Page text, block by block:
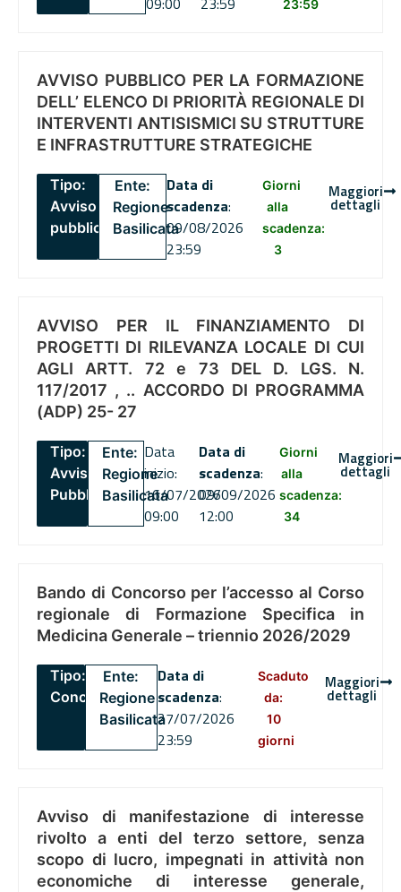
23:59
AVVISO PUBBLICO PER LA FORMAZIONE
DELL’ ELENCO DI PRIORITÀ REGIONALE DI
INTERVENTI ANTISISMICI SU STRUTTURE
E INFRASTRUTTURE STRATEGICHE
Tipo:
Avviso
pubblico
Ente:
Regione
Basilicata
Data di
scadenza:
09/08/2026
23:59
Giorni
alla
scadenza:
3
Maggiori
dettagli
AVVISO PER IL FINANZIAMENTO DI
PROGETTI DI RILEVANZA LOCALE DI CUI
AGLI ARTT. 72 e 73 DEL D. LGS. N.
117/2017 , .. ACCORDO DI PROGRAMMA
(ADP) 25- 27
Tipo:
Avviso
Pubblico
Ente:
Regione
Basilicata
Data
inizio:
16/07/2026
09:00
Data di
scadenza:
09/09/2026
12:00
Giorni
alla
scadenza:
34
Maggiori
dettagli
Bando di Concorso per l’accesso al Corso
regionale di Formazione Specifica in
Medicina Generale – triennio 2026/2029
Tipo:
Concorsi
Ente:
Regione
Basilicata
Data di
scadenza:
27/07/2026
23:59
Scaduto
da:
10
giorni
Maggiori
dettagli
Avviso di manifestazione di interesse
rivolto a enti del terzo settore, senza
scopo di lucro, impegnati in attività non
economiche di interesse generale,